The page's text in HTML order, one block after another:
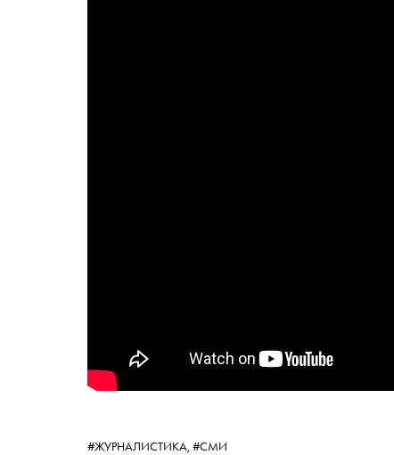
#ЖУРНАЛИСТИКА, #СМИ